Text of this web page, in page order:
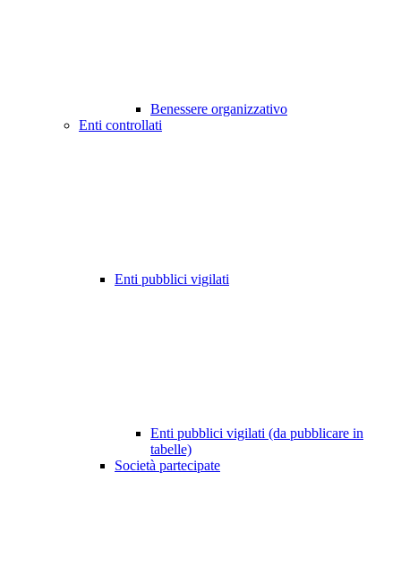
Benessere organizzativo
Enti controllati
Enti pubblici vigilati
Enti pubblici vigilati (da pubblicare in
tabelle)
Società partecipate